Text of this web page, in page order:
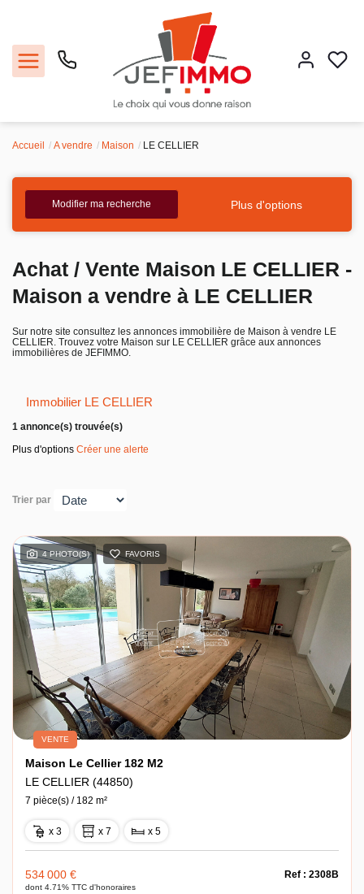
Louer
Faire gérer
Estimer
Nos agences
Accueil A vendre Maison LE CELLIER
Modifier ma recherche Plus d'options
Achat / Vente Maison LE CELLIER -
Maison a vendre à LE CELLIER
Sur notre site consultez les annonces immobilière de Maison à vendre LE
CELLIER. Trouvez votre Maison sur LE CELLIER grâce aux annonces
immobilières de JEFIMMO.
Immobilier LE CELLIER
1 annonce(s) trouvée(s)
Plus d'options Créer une alerte
Trier par
4 PHOTO(S) FAVORIS
VENTE
Maison Le Cellier 182 M2
LE CELLIER (44850)
7 pièce(s) / 182 m²
x 3 x 7 x 5
534 000 €
dont 4.71% TTC d'honoraires
Ref : 2308B